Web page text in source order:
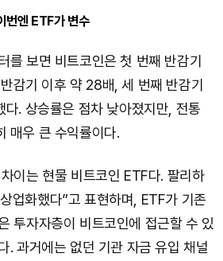
번엔 ETF가 변수
를 보면 비트코인은 첫 번째 반감기
감기 이후 약 28배, 세 번째 반감기
. 상승률은 점차 낮아졌지만, 전통
매우 큰 수익률이다.
이는 현물 비트코인 ETF다. 팔리하
업화했다”고 표현하며, ETF가 기존
투자자층이 비트코인에 접근할 수 있
. 과거에는 없던 기관 자금 유입 채널